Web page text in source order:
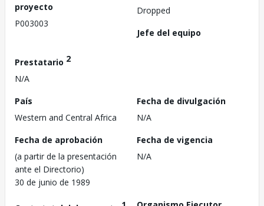
proyecto
P003003
Dropped
Jefe del equipo
Prestatario 2
N/A
País
Western and Central Africa
Fecha de divulgación
N/A
Fecha de aprobación
(a partir de la presentación
ante el Directorio)
30 de junio de 1989
Fecha de vigencia
N/A